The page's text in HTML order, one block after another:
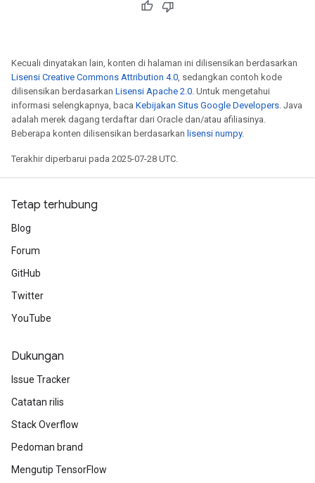
Kecuali dinyatakan lain, konten di halaman ini dilisensikan berdasarkan
Lisensi Creative Commons Attribution 4.0, sedangkan contoh kode
dilisensikan berdasarkan Lisensi Apache 2.0. Untuk mengetahui
informasi selengkapnya, baca Kebijakan Situs Google Developers. Java
adalah merek dagang terdaftar dari Oracle dan/atau afiliasinya.
Beberapa konten dilisensikan berdasarkan lisensi numpy.
Terakhir diperbarui pada 2025-07-28 UTC.
Tetap terhubung
Blog
Forum
GitHub
Twitter
YouTube
Dukungan
Issue Tracker
Catatan rilis
Stack Overflow
Pedoman brand
Mengutip TensorFlow